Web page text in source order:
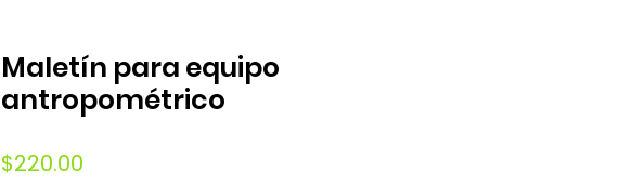
Maletín para equipo
antropométrico
$220.00